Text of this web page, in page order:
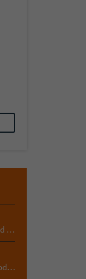
Habe am Wochenende den ersten Band von Madame Wo…
"der wendigo" von algernon blackwood. das hab ich…